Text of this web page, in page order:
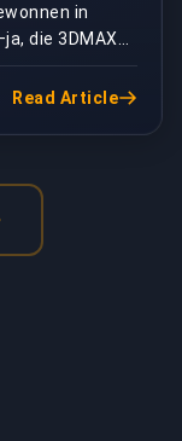
in
die 3DMAX—
overklast in
Read Article